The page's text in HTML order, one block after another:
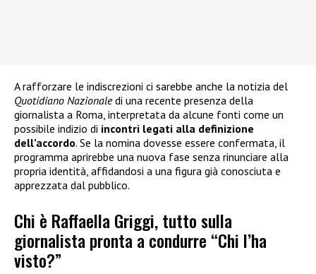
A rafforzare le indiscrezioni ci sarebbe anche la notizia del
Quotidiano Nazionaledi una recente presenza della
giornalista a Roma, interpretata da alcune fonti come un
possibile indizio di incontri legati alla definizione
dell’accordo. Se la nomina dovesse essere confermata, il
programma aprirebbe una nuova fase senza rinunciare alla
propria identità, affidandosi a una figura già conosciuta e
apprezzata dal pubblico.
Chi è Raffaella Griggi, tutto sulla
giornalista pronta a condurre “Chi l’ha
visto?”